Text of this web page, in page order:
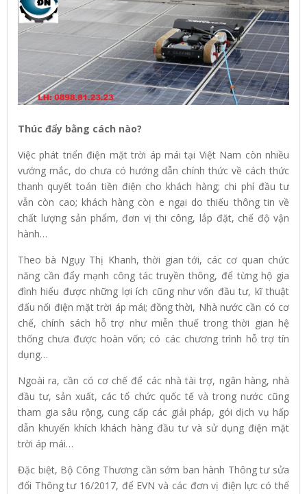
Thúc đẩy bằng cách nào?
Việc phát triển điện mặt trời áp mái tại Việt Nam còn nhiều
vướng mắc, do chưa có hướng dẫn chính thức về cách thức
thanh quyết toán tiền điện cho khách hàng; chi phí đầu tư
vẫn còn cao; khách hàng còn e ngại do thiếu thông tin về
chất lượng sản phẩm, đơn vị thi công, lắp đặt, chế độ vận
hành…
Theo bà Ngụy Thị Khanh, thời gian tới, các cơ quan chức
năng cần đẩy mạnh công tác truyền thông, để từng hộ gia
đình hiểu được những lợi ích cũng như vốn đầu tư, kĩ thuật
đấu nối điện mặt trời áp mái; đồng thời, Nhà nước cần có cơ
chế, chính sách hỗ trợ như miễn thuế trong thời gian hệ
thống chưa được hoàn vốn; có các chương trình hỗ trợ tín
dụng…
Ngoài ra, cần có cơ chế để các nhà tài trợ, ngân hàng, nhà
đầu tư, sản xuất, các tổ chức quốc tế và trong nước cũng
tham gia sâu rộng, cung cấp các giải pháp, gói dịch vụ hấp
dẫn khuyến khích khách hàng đầu tư và sử dụng điện mặt
trời áp mái…
Đặc biệt, Bộ Công Thương cần sớm ban hành Thông tư sửa
đổi Thông tư 16/2017, để EVN và các đơn vị điện lực có thể